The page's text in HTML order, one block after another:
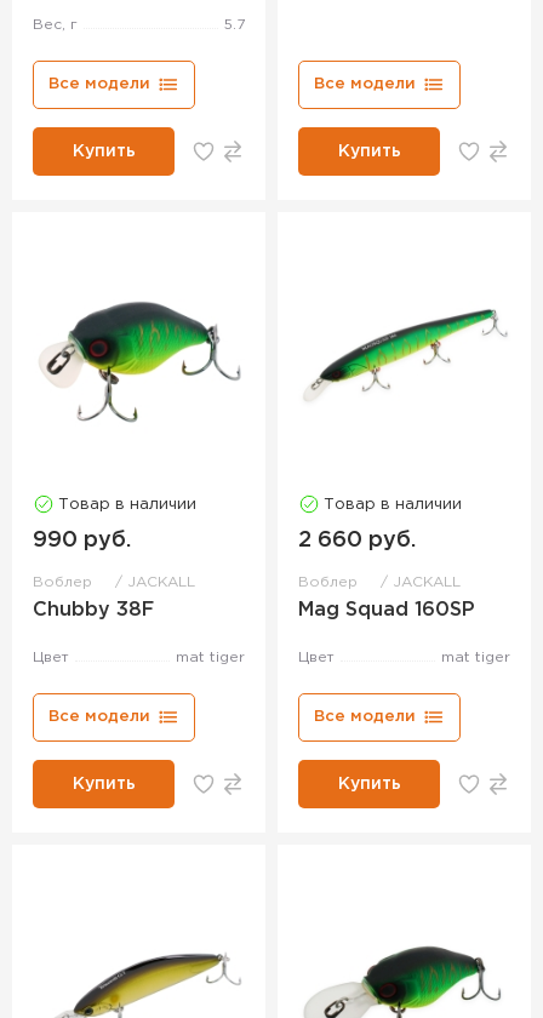
Вес, г 5.7
Все модели
Купить
Все модели
Купить
Товар в наличии
990 руб.
Воблер JACKALL
Chubby 38F
Цвет mat tiger
Все модели
Купить
Товар в наличии
2 660 руб.
Воблер JACKALL
Mag Squad 160SP
Цвет mat tiger
Все модели
Купить